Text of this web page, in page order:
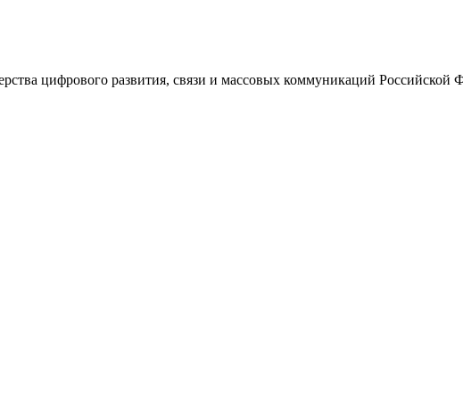
цифрового развития, связи и массовых коммуникаций Российской